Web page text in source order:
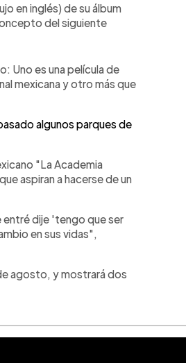
en inglés) de su álbum
del siguiente
Uno es una película de
mexicana y otro más que
algunos parques de
"La Academia
aspiran a hacerse de un
entré dije 'tengo que ser
en sus vidas",
agosto, y mostrará dos